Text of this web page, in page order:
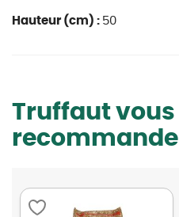
Hauteur (cm) : 50
Truffaut vous
recommande